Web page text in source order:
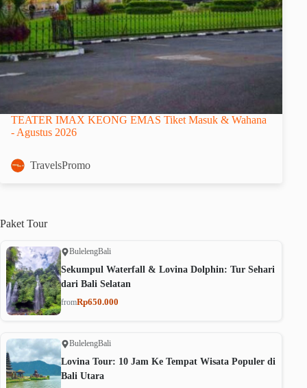
TEATER IMAX KEONG EMAS Tiket Masuk & Wahana
- Agustus 2026
TravelsPromo
Paket Tour
BulelengBali
Sekumpul Waterfall & Lovina Dolphin: Tur Sehari
dari Bali Selatan
fromRp650.000
BulelengBali
Lovina Tour: 10 Jam Ke Tempat Wisata Populer di
Bali Utara